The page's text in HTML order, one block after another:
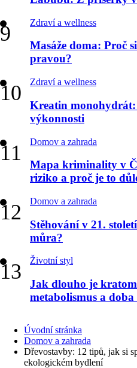
Zdraví a wellness
Masáže doma: Proč
pravou?
Zdraví a wellness
Kreatin monohydrát:
výkonnosti
Domov a zahrada
Mapa kriminality v
riziko a proč je to
Domov a zahrada
Stěhování v 21.
můra?
Životní styl
Jak dlouho je
metabolismus a
Úvodní stránka
Domov a zahrada
Dřevostavby: 12 tipů, jak si
ekologickém bydlení